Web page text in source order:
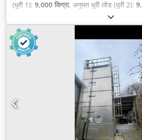
(धुरी 1): 9,000 किग्रा, अनुमत धुरी लोड (धुरी 2):
, प्रथम पंजीकरण:
लंबाई:18,320 मिमी, लोडिंग स्पेस की चौड़ाई:2,530
ऊँचाई:2,480 मिमी
एबीएस,